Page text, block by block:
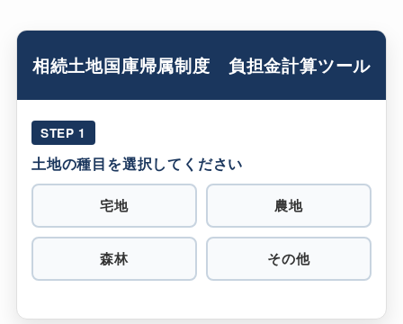
相続土地国庫帰属制度 負担金計算ツール
STEP 1
土地の種目を選択してください
宅地 農地
森林 その他